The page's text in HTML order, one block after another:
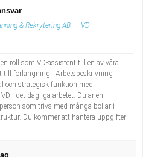
& Rekrytering AB
VD-
roll som VD-assistent till en av våra
till förlängning. Arbetsbeskrivning
och strategisk funktion med
i det dagliga arbetet. Du är en
som trivs med många bollar i
Du kommer att hantera uppgifter